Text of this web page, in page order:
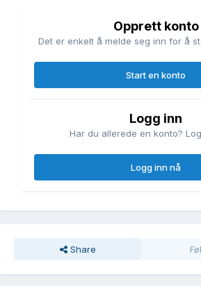
Opprett konto
Det er enkelt å melde seg inn for å
Start en konto
Logg inn
Har du allerede en konto?
Logg inn nå
Share